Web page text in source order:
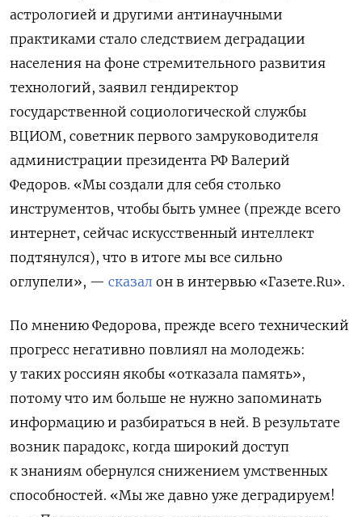
астрологией и другими антинаучными
практиками стало следствием деградации
населения на фоне стремительного развития
технологий, заявил гендиректор
государственной социологической службы
ВЦИОМ, советник первого замруководителя
администрации президента РФ Валерий
Федоров. «Мы создали для себя столько
инструментов, чтобы быть умнее (прежде всего
интернет, сейчас искусственный интеллект
подтянулся), что в итоге мы все сильно
оглупели», — сказал он в интервью «Газете.Ru».
По мнению Федорова, прежде всего технический
прогресс негативно повлиял на молодежь:
у таких россиян якобы «отказала память»,
потому что им больше не нужно запоминать
информацию и разбираться в ней. В результате
возник парадокс, когда широкий доступ
к знаниям обернулся снижением умственных
способностей. «Мы же давно уже деградируем!